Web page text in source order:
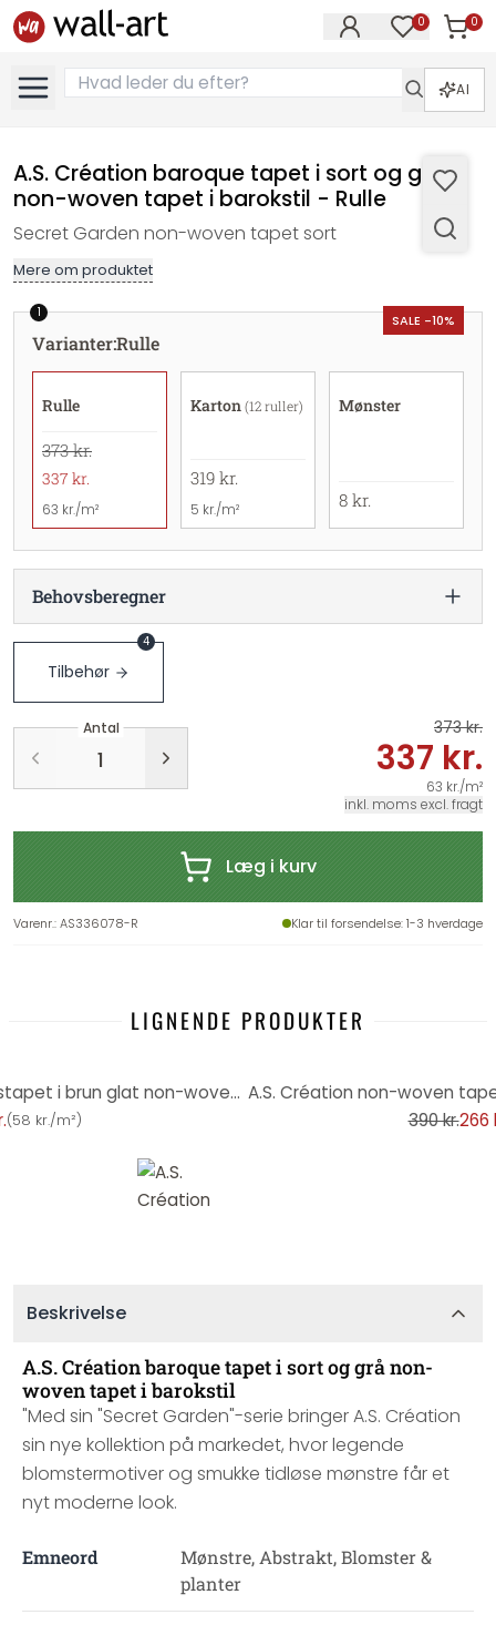
0 0
Varer
AI
A.S. Création baroque tapet i sort og grå
non-woven tapet i barokstil - Rulle
Secret Garden non-woven tapet sort
Mere om produktet
SALE -10%
1
Varianter:Rulle
Rulle
373 kr.
337 kr.
63 kr./m²
Karton (12 ruller)
319 kr.
5 kr./m²
Mønster
8 kr.
Behovsberegner
Tilbehør
4
Antal 373 kr.
337 kr.
63 kr./m²
inkl. moms excl. fragt
Læg i kurv
Varenr.:AS336078-R Klar til forsendelse: 1-3 hverdage
LIGNENDE PRODUKTER
A.S. Création moderne enhedstapet i brun glat non-woven tapet i mat let struktureret
(58 kr./m²) 390 kr.266
Beskrivelse
A.S. Création baroque tapet i sort og grå non-
woven tapet i barokstil
"Med sin "Secret Garden"-serie bringer A.S. Création
sin nye kollektion på markedet, hvor legende
blomstermotiver og smukke tidløse mønstre får et
nyt moderne look.
Emneord
Mønstre, Abstrakt, Blomster &
planter